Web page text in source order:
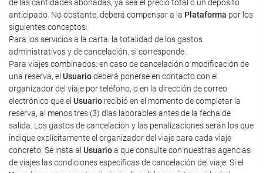
de las cantidades abonadas, ya sea el precio total o un depósito
anticipado. No obstante, deberá compensar a la Plataforma por los
siguientes conceptos:
Para los servicios a la carta: la totalidad de los gastos
administrativos y de cancelación, si corresponde.
Para viajes combinados: en caso de cancelación o modificación de
una reserva, el Usuariodeberá ponerse en contacto con el
organizador del viaje por teléfono, o en la dirección de correo
electrónico que el Usuario recibió en el momento de completar la
reserva, al menos tres (3) días laborables antes de la fecha de
salida. Los gastos de cancelación y las penalizaciones serán los que
indique explícitamente el organizador del viaje para cada viaje
concreto. Se insta al Usuarioa que consulte con nuestras agencias
de viajes las condiciones específicas de cancelación del viaje. Si el